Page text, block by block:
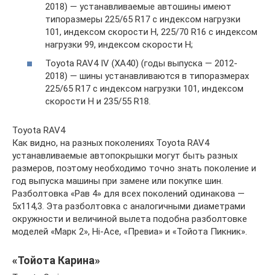
2018) — устанавливаемые автошины имеют
типоразмеры 225/65 R17 с индексом нагрузки
101, индексом скорости H, 225/70 R16 с индексом
нагрузки 99, индексом скорости H;
Toyota RAV4 IV (XA40) (годы выпуска — 2012-
2018) — шины устанавливаются в типоразмерах
225/65 R17 с индексом нагрузки 101, индексом
скорости H и 235/55 R18.
Toyota RAV4
Как видно, на разных поколениях Toyota RAV4
устанавливаемые автопокрышки могут быть разных
размеров, поэтому необходимо точно знать поколение и
год выпуска машины при замене или покупке шин.
Разболтовка «Рав 4» для всех поколений одинакова —
5х114,3. Эта разболтовка с аналогичными диаметрами
окружности и величиной вылета подобна разболтовке
моделей «Марк 2», Hi-Ace, «Превиа» и «Тойота Пикник».
«Тойота Карина»